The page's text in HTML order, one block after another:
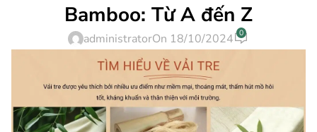
Bamboo: Từ A đến Z
administratorOn 18/10/2024 0